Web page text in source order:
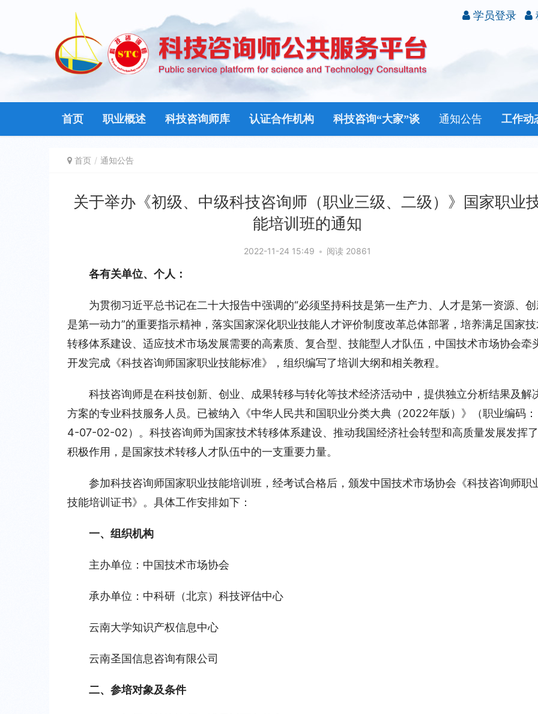
学员登录
首页 职业概述 科技咨询师库 认证合作机构 科技咨询“大家”谈 通知公告 工作动
首页 通知公告
关于举办《初级、中级科技咨询师（职业三级、二级）》国家职业
能培训班的通知
2022-11-24 15:49 • 阅读 20861
各有关单位、个人：
为贯彻习近平总书记在二十大报告中强调的“必须坚持科技是第一生产力、人才是第一资源、
是第一动力”的重要指示精神，落实国家深化职业技能人才评价制度改革总体部署，培养满足国家
转移体系建设、适应技术市场发展需要的高素质、复合型、技能型人才队伍，中国技术市场协会牵
开发完成《科技咨询师国家职业技能标准》，组织编写了培训大纲和相关教程。
科技咨询师是在科技创新、创业、成果转移与转化等技术经济活动中，提供独立分析结果及解
方案的专业科技服务人员。已被纳入《中华人民共和国职业分类大典（2022年版）》（职业编码：
4-07-02-02）。科技咨询师为国家技术转移体系建设、推动我国经济社会转型和高质量发展发挥了
积极作用，是国家技术转移人才队伍中的一支重要力量。
参加科技咨询师国家职业技能培训班，经考试合格后，颁发中国技术市场协会《科技咨询师职
技能培训证书》。具体工作安排如下：
一、组织机构
主办单位：中国技术市场协会
承办单位：中科研（北京）科技评估中心
云南大学知识产权信息中心
云南圣国信息咨询有限公司
二、参培对象及条件